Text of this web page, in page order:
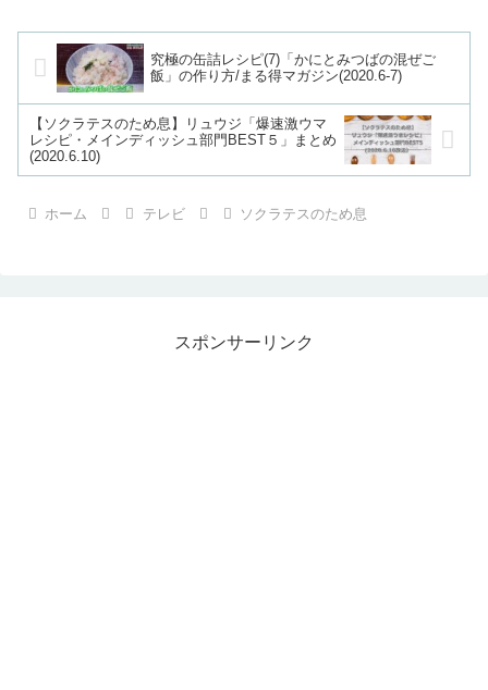
究極の缶詰レシピ(7)「かにとみつばの混ぜご
飯」の作り方/まる得マガジン(2020.6-7)
【ソクラテスのため息】リュウジ「爆速激ウマ
レシピ・メインディッシュ部門BEST５」まとめ
(2020.6.10)
ホーム テレビ ソクラテスのため息
スポンサーリンク